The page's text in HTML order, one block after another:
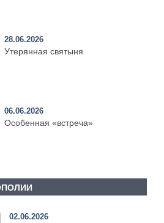
28.06.2026
Утерянная святыня
06.06.2026
Особенная «встреча»
02.06.2026